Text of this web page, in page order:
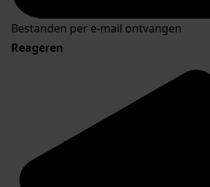
Bestanden per e-mail ontvangen
Reageren